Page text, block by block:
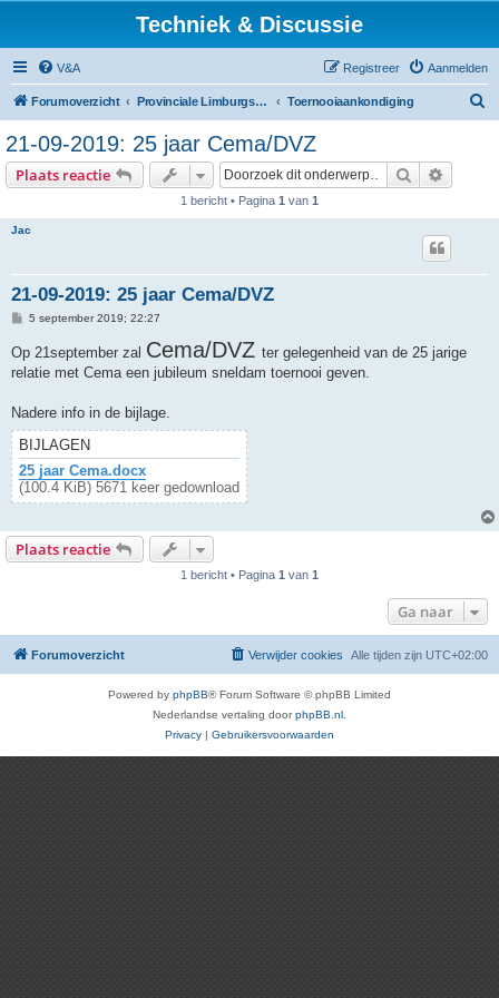
Techniek & Discussie
V&A Aanmelden
Registreer
Forumoverzicht Provinciale Limburgse Dambond Toernooiaankondiging
21-09-2019: 25 jaar Cema/DVZ
Plaats reactie Zoek
1 bericht • Pagina 1 van 1
Jac
21-09-2019: 25 jaar Cema/DVZ
B
i
c
5 september 2019; 22:27
Op 21september zal Cema/DVZ ter gelegenheid van de 25 jarige
relatie met Cema een jubileum sneldam toernooi geven.
Nadere info in de bijlage.
BIJLAGEN
25 jaar Cema.docx
(100.4 KiB) 5671 keer gedownload
Plaats reactie
1 bericht • Pagina 1 van 1
Ga naar
Forumoverzicht Alle tijden zijn UTC+02:00
Verwijder cookies
Powered by phpBB® Forum Software © phpBB Limited
Nederlandse vertaling doorphpBB.nl
Privacy | Gebruikersvoorwaarden